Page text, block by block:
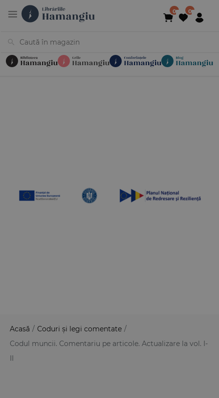
Acasă / Coduri și legi comentate /
Codul muncii. Comentariu pe articole. Actualizare la vol. I-
II